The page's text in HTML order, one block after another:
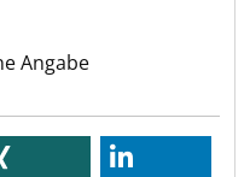
Angabe